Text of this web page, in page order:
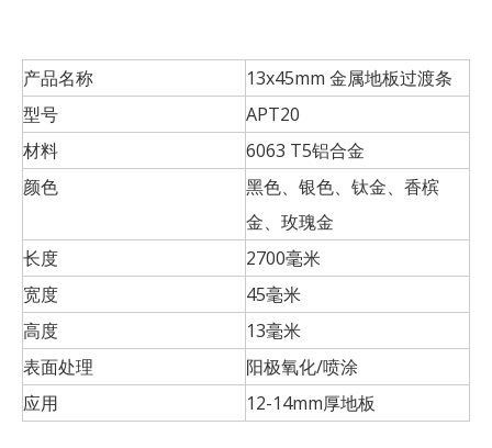
产品名称
13x45mm 金属地板过渡条
型号
APT20
材料
6063 T5铝合金
颜色
黑色、银色、钛金、香槟
金、玫瑰金
长度
2700毫米
宽度
45毫米
高度
13毫米
表面处理
阳极氧化/喷涂
应用
12-14mm厚地板